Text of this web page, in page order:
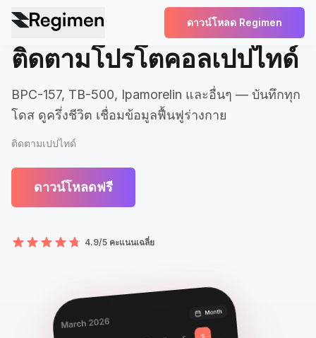
ดาวน์โหลด Regimen
ติดตามโปรโตคอลเปปไทด์
BPC-157, TB-500, Ipamorelin และอื่นๆ — บันทึกทุก
โดส ดูครึ่งชีวิต เชื่อมข้อมูลฟื้นฟูร่างกาย
ติดตามเปปไทด์
ดาวน์โหลดฟรี
4.9/5 คะแนนเฉลี่ย